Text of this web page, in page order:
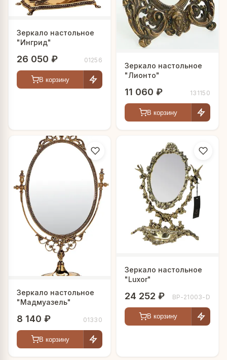
Зеркало настольное
"Ингрид"
26 050 ₽ 01256
В корзину
Зеркало настольное
"Лионто"
11 060 ₽ 131150
В корзину
Зеркало настольное
"Мадмуазель"
8 140 ₽ 01330
В корзину
Зеркало настольное
"Luxor"
24 252 ₽ BP-21003-D
В корзину